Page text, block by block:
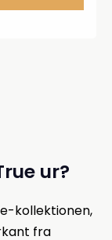
ur?
kollektionen,
fra